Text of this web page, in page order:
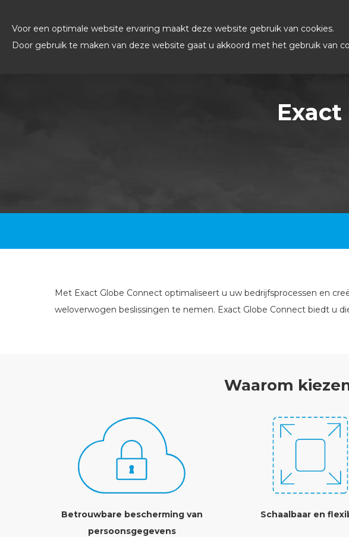
Voor een optimale website ervaring maakt deze website gebruik van cookies.
Door gebruik te maken van deze website gaat u akkoord met het gebruik van
Met Exact Globe Connect optimaliseert u uw bedrijfsprocessen en
weloverwogen beslissingen te nemen. Exact Globe Connect biedt u
Waarom
Betrouwbare bescherming van
persoonsgegevens
Schaalbaar en